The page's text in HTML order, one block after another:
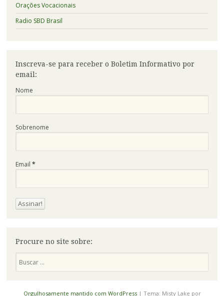
Orações Vocacionais
Radio SBD Brasil
Inscreva-se para receber o Boletim Informativo por
email:
Nome
Sobrenome
Email *
Procure no site sobre:
Orgulhosamente mantido com WordPress | Tema: Misty Lake por